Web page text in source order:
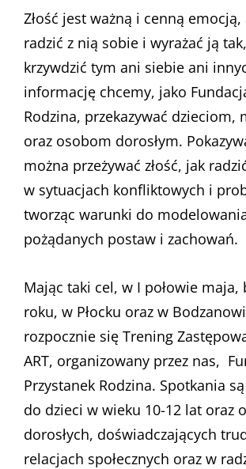
Złość jest ważną i cenną
radzić z nią sobie i wyrażać ją
krzywdzić tym ani siebie ani
informację chcemy, jako
Rodzina, przekazywać dzieciom,
oraz osobom dorosłym.
można przeżywać złość, jak
w sytuacjach konfliktowych i
tworząc warunki do
pożądanych postaw i zachowań.
Mając taki cel, w I połowie maja,
roku, w Płocku oraz w
rozpocznie się Trening
ART, organizowany przez nas,
Przystanek Rodzina. Spotkania
do dzieci w wieku 10-12 lat oraz
dorosłych, doświadczających
relacjach społecznych oraz w